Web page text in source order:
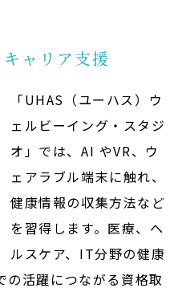
ャリア支援
「UHAS（ユーハス）ウ
ェルビーイング・スタジ
オ」では、AI やVR、ウ
ェアラブル端末に触れ、
健康情報の収集方法など
を習得します。医療、ヘ
ルスケア、IT分野の健康
の活躍につながる資格取